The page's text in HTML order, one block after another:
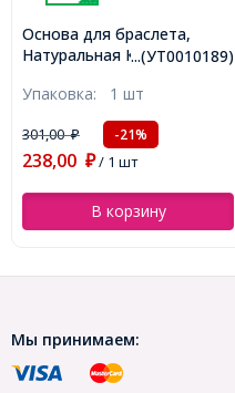
Бусины-
Бижутерный Сплав
Отверстие 1мм,
(УТ100007502)
Упаковка:50 шт
98,00 -28%
70,00 ₽/ 50 шт
В корзину
Мы принимаем: